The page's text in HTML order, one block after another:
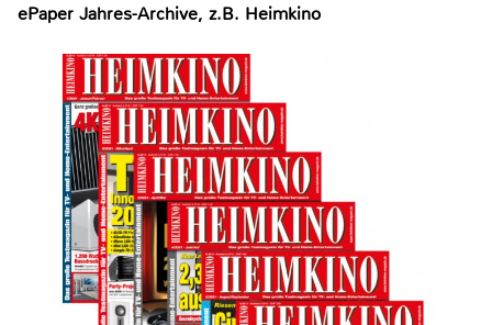
ePaper Jahres-Archive, z.B. Heimkino